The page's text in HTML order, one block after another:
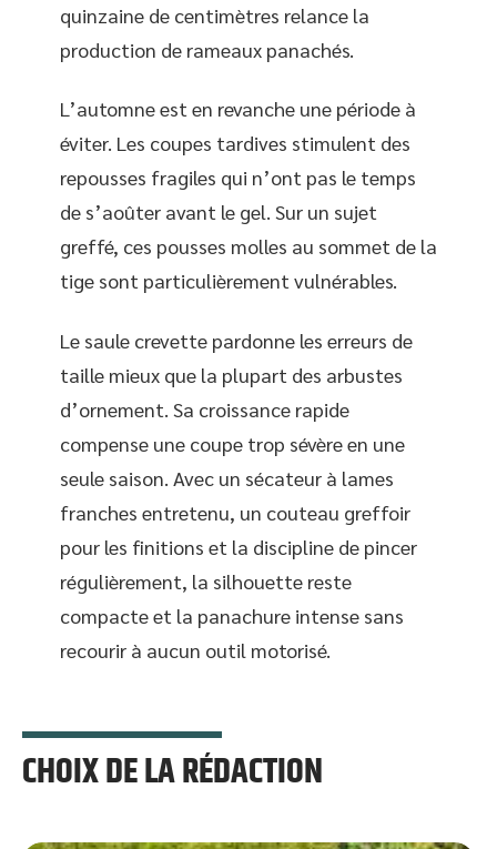
quinzaine de centimètres relance la
production de rameaux panachés.
L’automne est en revanche une période à
éviter. Les coupes tardives stimulent des
repousses fragiles qui n’ont pas le temps
de s’aoûter avant le gel. Sur un sujet
greffé, ces pousses molles au sommet de la
tige sont particulièrement vulnérables.
Le saule crevette pardonne les erreurs de
taille mieux que la plupart des arbustes
d’ornement. Sa croissance rapide
compense une coupe trop sévère en une
seule saison. Avec un sécateur à lames
franches entretenu, un couteau greffoir
pour les finitions et la discipline de pincer
régulièrement, la silhouette reste
compacte et la panachure intense sans
recourir à aucun outil motorisé.
CHOIX DE LA RÉDACTION